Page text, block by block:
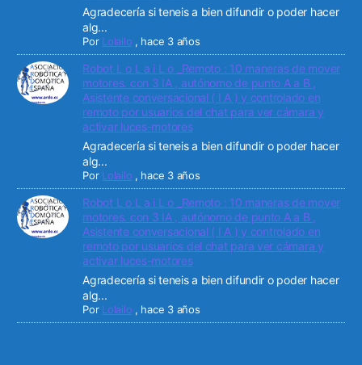
Agradecería si teneis a bien difundir o poder hacer
alg...
Por Lolailo , hace 3 años
Robot L o L a i L o _Remoto : 10 maneras de mover
motores. con 3 IA , autónomo de punto A a B ,
Asistente conversacional ( I A ) y controlado en
remoto por usuarios del chat para ver cámara y
activar luces-motores
Agradecería si teneis a bien difundir o poder hacer
alg...
Por Lolailo , hace 3 años
Robot L o L a i L o _Remoto : 10 maneras de mover
motores. con 3 IA , autónomo de punto A a B ,
Asistente conversacional ( I A ) y controlado en
remoto por usuarios del chat para ver cámara y
activar luces-motores
Agradecería si teneis a bien difundir o poder hacer
alg...
Por Lolailo , hace 3 años